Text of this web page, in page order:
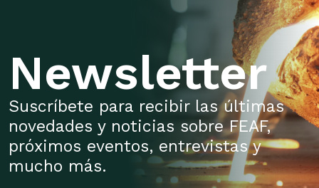
Newsletter
Suscríbete para recibir las últimas
novedades y noticias sobre FEAF,
próximos eventos, entrevistas y
mucho más.